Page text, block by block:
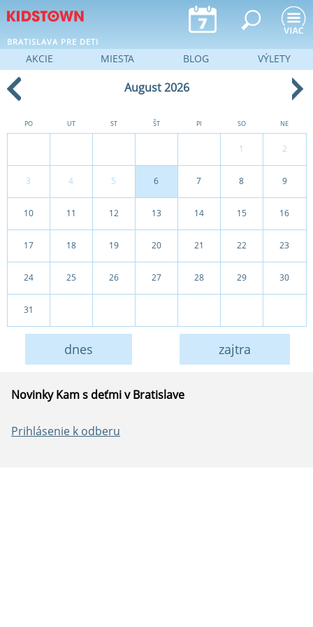
Jump to navigation
BRATISLAVA PRE DETI
August 2026
PO UT ST ŠT PI SO NE
1 2
3 4 5 6 7 8 9
10 11 12 13 14 15 16
17 18 19 20 21 22 23
24 25 26 27 28 29 30
31
dnes zajtra
Novinky Kam s deťmi v Bratislave
Prihlásenie k odberu
AKCIE MIESTA BLOG VÝLETY